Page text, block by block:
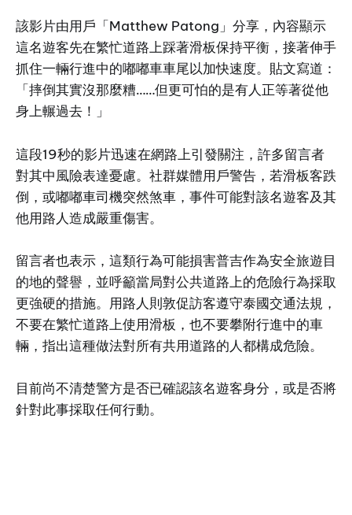
該影片由用戶「Matthew Patong」分享，內容顯示
這名遊客先在繁忙道路上踩著滑板保持平衡，接著伸手
抓住一輛行進中的嘟嘟車車尾以加快速度。貼文寫道：
「摔倒其實沒那麼糟……但更可怕的是有人正等著從他
身上輾過去！」
這段19秒的影片迅速在網路上引發關注，許多留言者
對其中風險表達憂慮。社群媒體用戶警告，若滑板客跌
倒，或嘟嘟車司機突然煞車，事件可能對該名遊客及其
他用路人造成嚴重傷害。
留言者也表示，這類行為可能損害普吉作為安全旅遊目
的地的聲譽，並呼籲當局對公共道路上的危險行為採取
更強硬的措施。用路人則敦促訪客遵守泰國交通法規，
不要在繁忙道路上使用滑板，也不要攀附行進中的車
輛，指出這種做法對所有共用道路的人都構成危險。
目前尚不清楚警方是否已確認該名遊客身分，或是否將
針對此事採取任何行動。